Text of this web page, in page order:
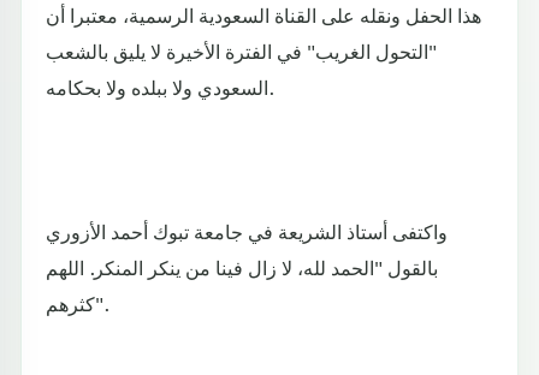
هذا الحفل ونقله على القناة السعودية الرسمية، معتبرا أن
"التحول الغريب" في الفترة الأخيرة لا يليق بالشعب
السعودي ولا ببلده ولا بحكامه.
واكتفى أستاذ الشريعة في جامعة تبوك أحمد الأزوري
بالقول "الحمد لله، لا زال فينا من ينكر المنكر. اللهم
كثرهم".